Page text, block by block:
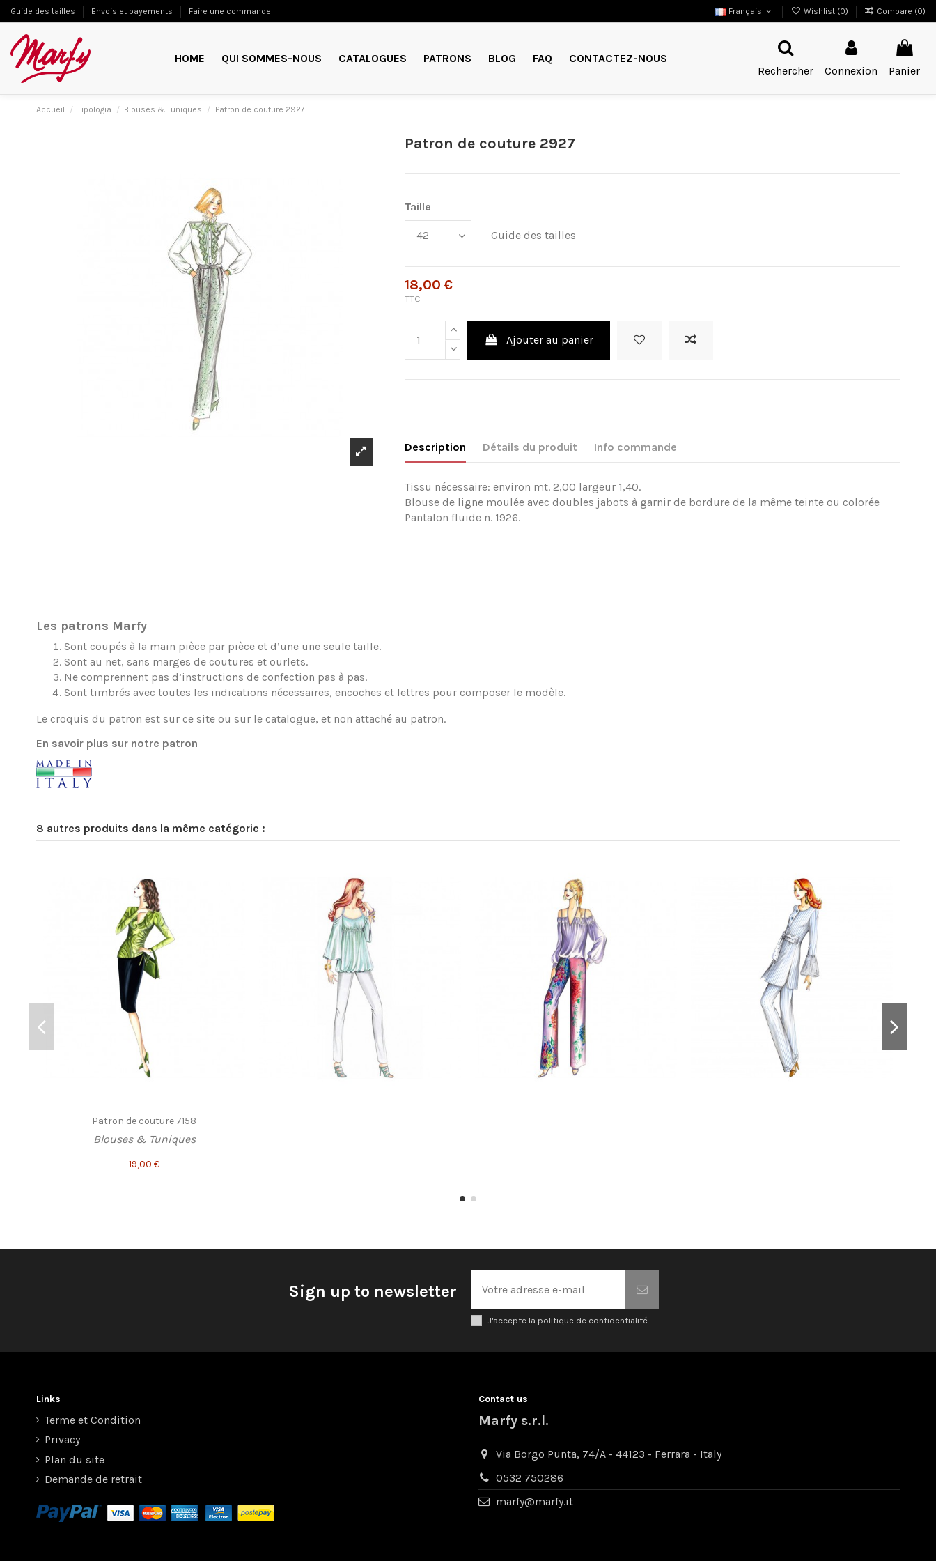
Guide des tailles Envois et payements Faire une commande Français Wishlist (0) Compare (0)
HOME QUI SOMMES-NOUS CATALOGUES PATRONS BLOG FAQ
CONTACTEZ-NOUS
Rechercher
Connexion Panier
Accueil Tipologia Blouses & Tuniques Patron de couture 2927
Patron de couture 2927
Taille
Guide des tailles
18,00 €
TTC
Ajouter au panier
Description Détails du produit Info commande
Tissu nécessaire: environ mt. 2,00 largeur 1,40.
Blouse de ligne moulée avec doubles jabots à garnir de bordure de la même teinte ou colorée
Pantalon fluide n. 1926.
Les patrons Marfy
Sont coupés à la main pièce par pièce et d’une une seule taille.
Sont au net, sans marges de coutures et ourlets.
Ne comprennent pas d’instructions de confection pas à pas.
Sont timbrés avec toutes les indications nécessaires, encoches et lettres pour composer le modèle.
Le croquis du patron est sur ce site ou sur le catalogue, et non attaché au patron.
En savoir plus sur notre patron
8 autres produits dans la même catégorie :
Patron de couture 7158
Blouses & Tuniques
19,00 €
Sign up to newsletter
J'accepte la politique de confidentialité
Links
Terme et Condition
Privacy
Plan du site
Demande de retrait
Contact us
Marfy s.r.l.
Via Borgo Punta, 74/A - 44123 - Ferrara - Italy
0532 750286
marfy@marfy.it